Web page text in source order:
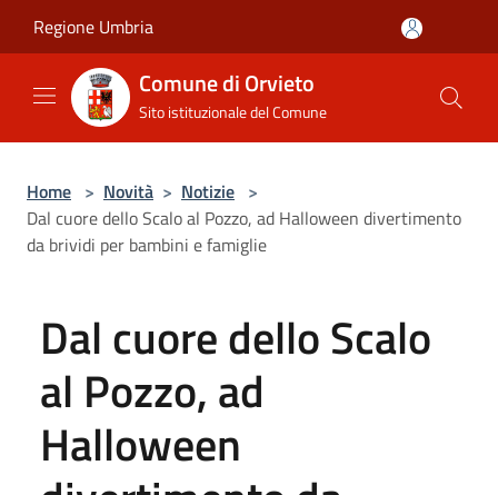
Regione Umbria
Comune di Orvieto
Sito istituzionale del Comune
Home > Novità > Notizie >
Dal cuore dello Scalo al Pozzo, ad Halloween divertimento
da brividi per bambini e famiglie
Dal cuore dello Scalo
al Pozzo, ad
Halloween